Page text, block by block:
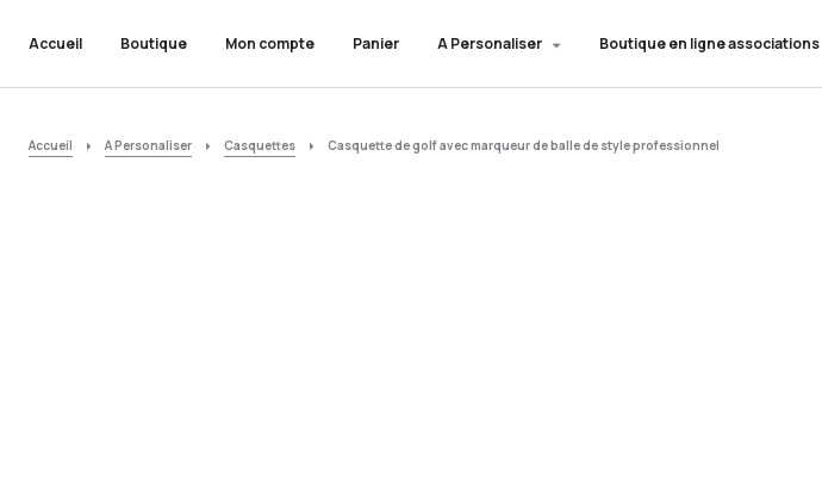
Accueil Boutique Mon compte Panier A Personaliser Boutique en ligne associations
Accueil A Personaliser Casquettes Casquette de golf avec marqueur de balle de style professionnel